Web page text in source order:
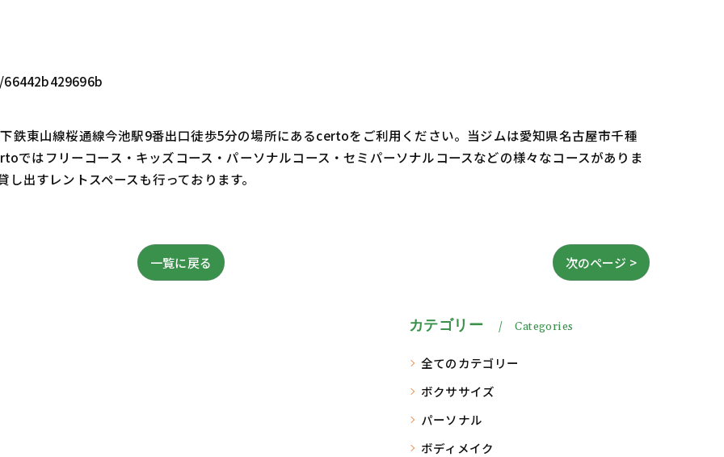
鉄東山線桜通線今池駅9番出口徒歩5分の場所にあるcertoをご利用ください。当ジムは愛知県名古屋市千種
ではフリーコース・キッズコース・パーソナルコース・セミパーソナルコースなどの様々なコースがありま
出すレントスペースも行っております。
一覧に戻る 次のページ >
カテゴリー Categories
全てのカテゴリー
ボクササイズ
パーソナル
ボディメイク